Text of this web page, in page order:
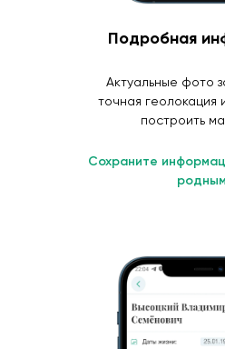
Подробная
Актуальные фото
точная геолокация
построить
Сохраните